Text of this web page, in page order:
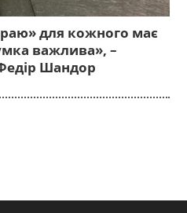
для кожного має
важлива», –
Шандор